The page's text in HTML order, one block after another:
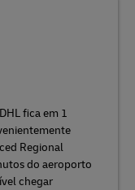
fica em 1
Regional
do aeroporto
chegar